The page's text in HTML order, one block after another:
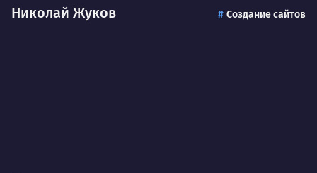
Николай Жуков Создание сайтов